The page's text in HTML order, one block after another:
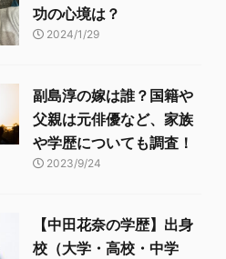
功の心境は？
2024/1/29
副島淳の嫁は誰？国籍や
父親は元俳優など、家族
や学歴についても調査！
2023/9/24
【中田花奈の学歴】出身
校（大学・高校・中学